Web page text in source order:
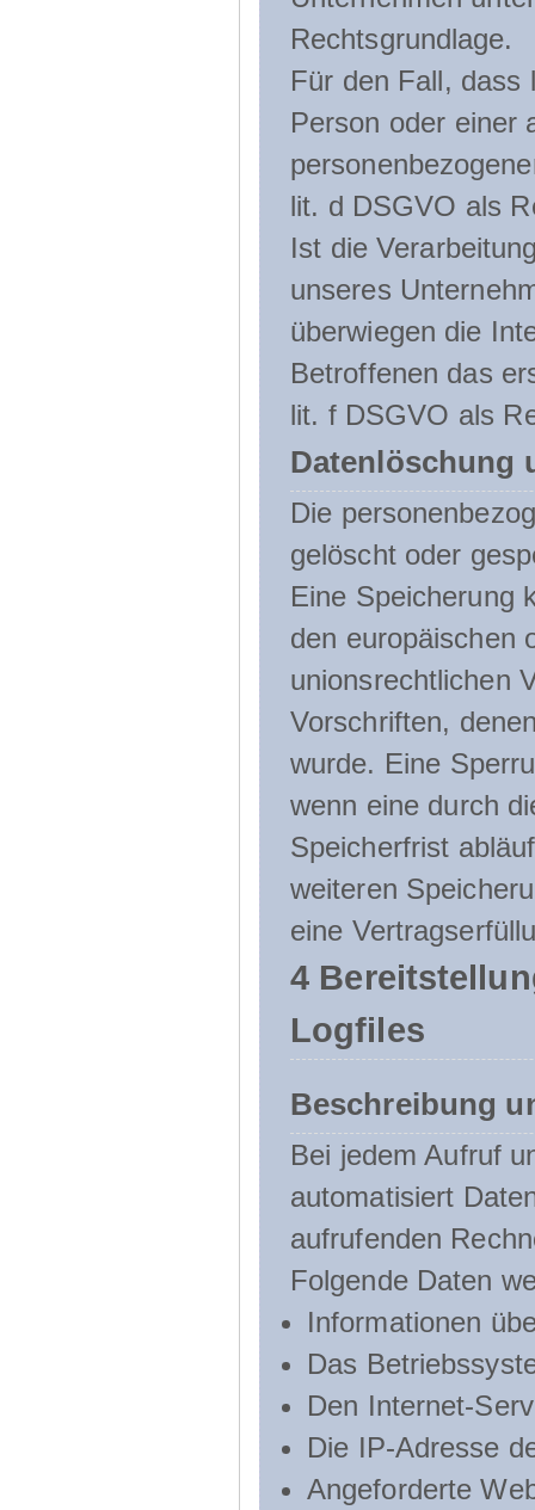
Rechtsgrundlage.
Für den Fall, dass
Person oder einer
lit. d DSGVO als
Ist die
unseres
überwiegen die
Betroffenen das
lit. f DSGVO als
Datenlöschung
Die
gelöscht oder
Eine Speicherung
den europäischen
unionsrechtlichen
Vorschriften,
wurde. Eine
wenn eine durch
Speicherfrist
weiteren
eine
4
Logfiles
Beschreibung
Bei jedem Aufruf
automatisiert
aufrufenden
Folgende Daten
Informationen
Das
Den Internet-
Die IP-Adresse
Angeforderte